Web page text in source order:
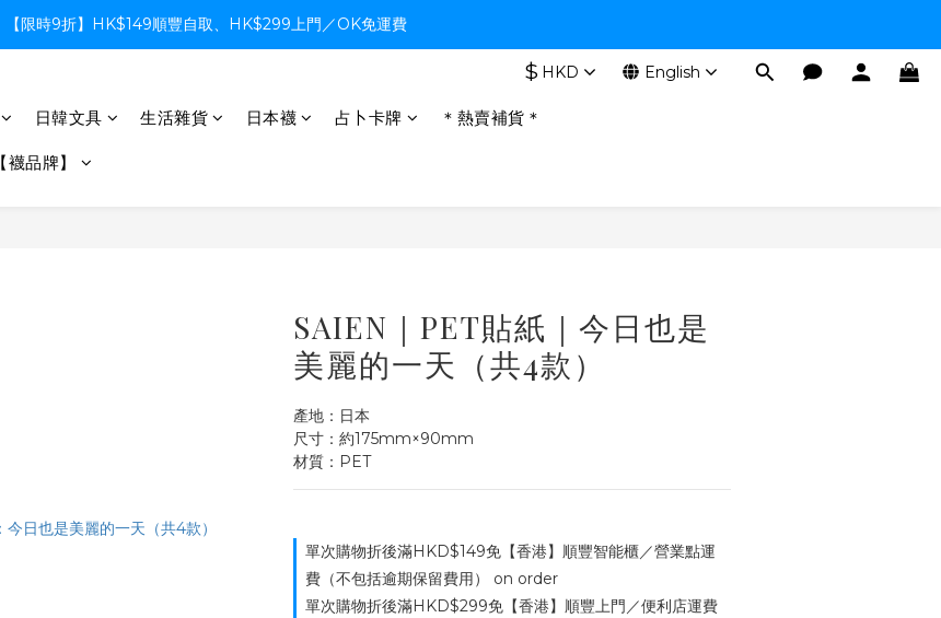
【限時9折】HK$149順豐自取、HK$299上門／OK免運費
【限時9折】HK$149順豐自取、HK$299上門／OK免運費
【限時9折】HK$149順豐自取、HK$299上門／OK免運費
$ HKD English
日韓文具 生活雜貨 日本襪 占卜卡牌 ＊熱賣補貨＊
【襪品牌】
SAIEN｜PET貼紙｜今日也是
美麗的一天（共4款）
產地：日本
尺寸：約175mm×90mm
材質：PET
單次購物折後滿HKD$149免【香港】順豐智能櫃／營業點運
費（不包括逾期保留費用） on order
單次購物折後滿HKD$299免【香港】順豐上門／便利店運費